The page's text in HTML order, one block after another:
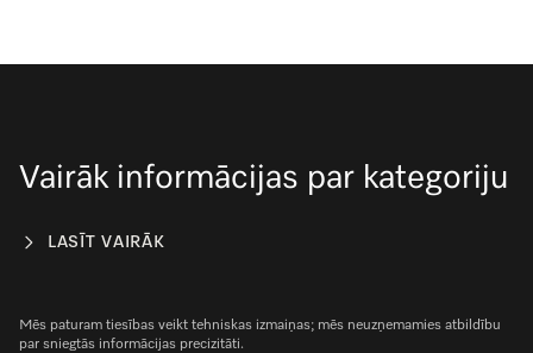
Vairāk informācijas par kategoriju
LASĪT VAIRĀK
Mēs paturam tiesības veikt tehniskas izmaiņas; mēs neuzņemamies atbildību
par sniegtās informācijas precizitāti.